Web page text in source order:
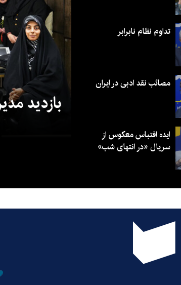
بازدید
تداوم نظام نابرابر
مصائب نقد ادبی در ایران
ایده اقتباس معکوس از
سریال «در انتهای شب»